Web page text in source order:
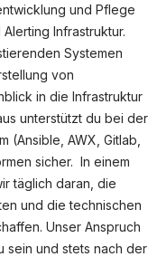
und Pflege
Infrastruktur.
Systemen
von
in die Infrastruktur
unterstützt du bei der
(Ansible, AWX, Gitlab,
sicher. In einem
täglich daran, die
und die technischen
Unser Anspruch
sein und stets nach der
Datenschutz